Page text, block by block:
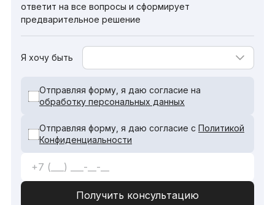
ответит на все вопросы и сформирует
предварительное решение
Я хочу быть
Отправляя форму, я даю согласие на
обработку персональных данных
Отправляя форму, я даю согласие с Политикой
Конфиденциальности